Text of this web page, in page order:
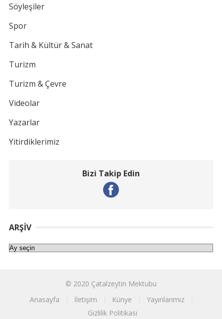
Söyleşiler
Spor
Tarih & Kültür & Sanat
Turizm
Turizm & Çevre
Videolar
Yazarlar
Yitirdiklerimiz
Bizi Takip Edin
ARŞIV
Arşiv
© 2020 Çatalzeytin Mektubu
Anasayfa
İletişim Künye
Yayınlarımız
Gizlilik Politikası